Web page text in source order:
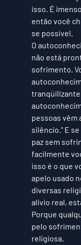
isso. É
então você
se possível.
O
não está
sofrimento.
pessoas vêm
silêncio." E
paz sem
facilmente
isso é o que
apelo usado
diversas
alivio real,
Porque
pelo
religiosa.